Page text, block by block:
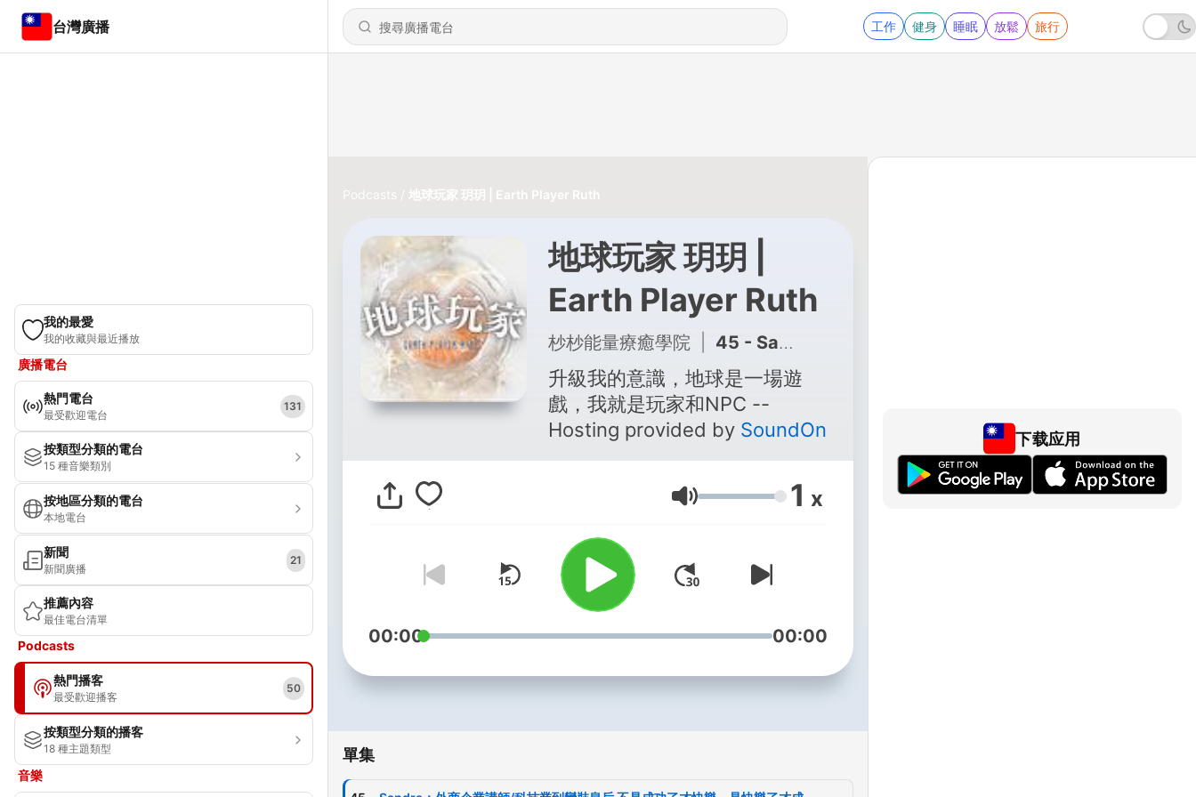
台灣廣播 工作 健身 睡眠 放鬆 旅行
我的最愛
我的收藏與最近播放
廣播電台
熱門電台
最受歡迎電台
131
按類型分類的電台
15 種音樂類別
按地區分類的電台
本地電台
新聞
新聞廣播
21
推薦內容
最佳電台清單
Podcasts
熱門播客
最受歡迎播客
50
按類型分類的播客
18 種主題類型
音樂
Podcasts 地球玩家 玥玥 | Earth Player Ruth
地球玩家 玥玥 |
Earth Player Ruth
杪杪能量療癒學院 45 - Sandra：外商企業講師/科技業到變裝皇后 不是成功了才快樂，是快樂了才成功
升級我的意識，地球是一場遊
戲，我就是玩家和NPC --
Hosting provided by SoundOn
音量 1 x
00:00 00:00
單集
下载应用